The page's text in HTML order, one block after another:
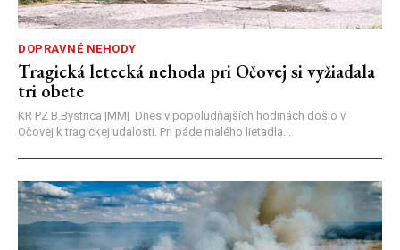
DOPRAVNÉ NEHODY
Tragická letecká nehoda pri Očovej si vyžiadala
tri obete
KR PZ B.Bystrica |MM| Dnes v popoludňajších hodinách došlo v
Očovej k tragickej udalosti. Pri páde malého lietadla...